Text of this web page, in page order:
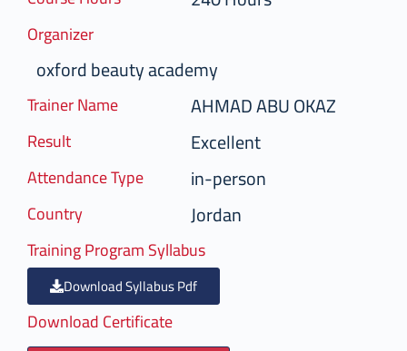
Organizer
oxford beauty academy
Trainer Name AHMAD ABU OKAZ
Result Excellent
Attendance Type in-person
Country Jordan
Training Program Syllabus
Download Syllabus Pdf
Download Certificate